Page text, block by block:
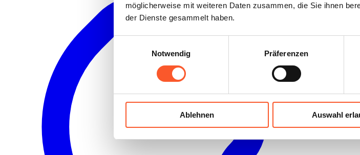
möglicherweise mit weiteren Daten zusammen, die Sie ihnen
der Dienste gesammelt haben.
Notwendig
Präferenzen
Ablehnen Auswahl